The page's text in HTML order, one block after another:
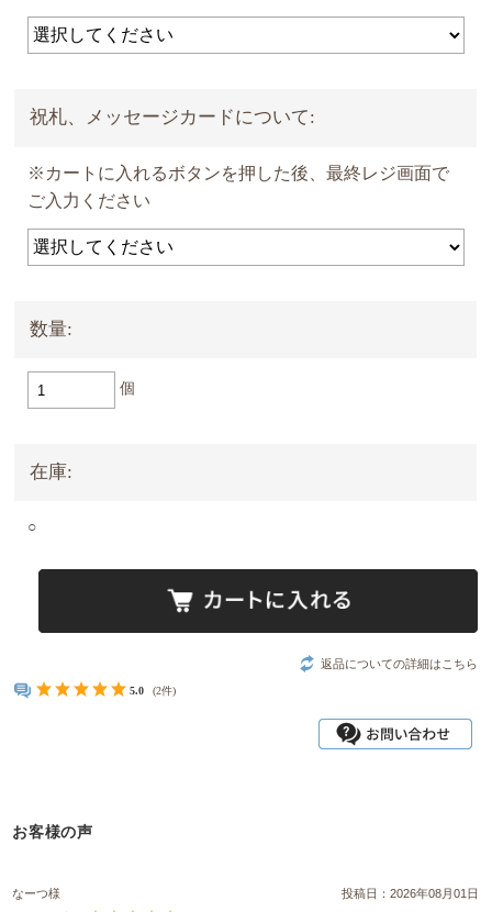
祝札、メッセージカードについて:
※カートに入れるボタンを押した後、最終レジ画面で
ご入力ください
数量:
個
在庫:
○
返品についての詳細はこちら
5.0 (2件)
お客様の声
なーつ様 投稿日：2026年08月01日